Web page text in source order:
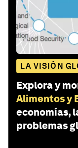
LA VISIÓN
Explora y
Alimentos y
economías,
problemas